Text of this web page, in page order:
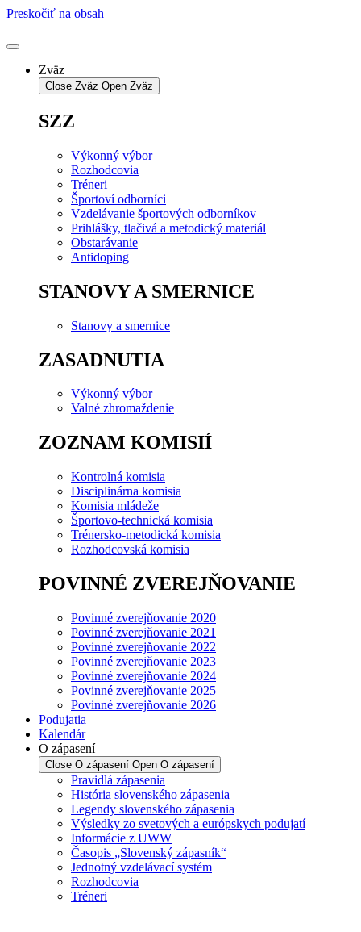
Preskočiť na obsah
Zväz
Close Zväz Open Zväz
SZZ
Výkonný výbor
Rozhodcovia
Tréneri
Športoví odborníci
Vzdelávanie športových odborníkov
Prihlášky, tlačivá a metodický materiál
Obstarávanie
Antidoping
STANOVY A SMERNICE
Stanovy a smernice
ZASADNUTIA
Výkonný výbor
Valné zhromaždenie
ZOZNAM KOMISIÍ
Kontrolná komisia
Disciplinárna komisia
Komisia mládeže
Športovo-technická komisia
Trénersko-metodická komisia
Rozhodcovská komisia
POVINNÉ ZVEREJŇOVANIE
Povinné zverejňovanie 2020
Povinné zverejňovanie 2021
Povinné zverejňovanie 2022
Povinné zverejňovanie 2023
Povinné zverejňovanie 2024
Povinné zverejňovanie 2025
Povinné zverejňovanie 2026
Podujatia
Kalendár
O zápasení
Close O zápasení Open O zápasení
Pravidlá zápasenia
História slovenského zápasenia
Legendy slovenského zápasenia
Výsledky zo svetových a európskych podujatí
Informácie z UWW
Časopis „Slovenský zápasník“
Jednotný vzdelávací systém
Rozhodcovia
Tréneri